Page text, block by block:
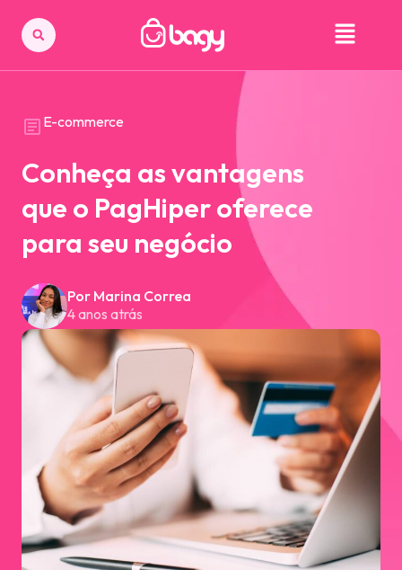
E-commerce
Conheça as vantagens
que o PagHiper oferece
para seu negócio
Por Marina Correa
4 anos atrás